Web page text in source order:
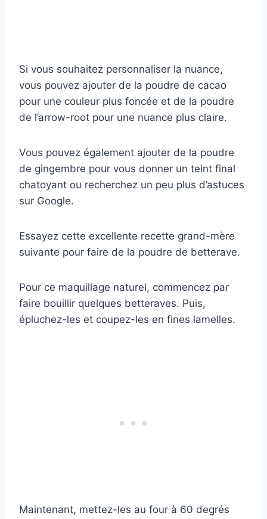
Si vous souhaitez personnaliser la nuance,
vous pouvez ajouter de la poudre de cacao
pour une couleur plus foncée et de la poudre
de l’arrow-root pour une nuance plus claire.
Vous pouvez également ajouter de la poudre
de gingembre pour vous donner un teint final
chatoyant ou recherchez un peu plus d’astuces
sur Google.
Essayez cette excellente recette grand-mère
suivante pour faire de la poudre de betterave.
Pour ce maquillage naturel, commencez par
faire bouillir quelques betteraves. Puis,
épluchez-les et coupez-les en fines lamelles.
Maintenant, mettez-les au four à 60 degrés